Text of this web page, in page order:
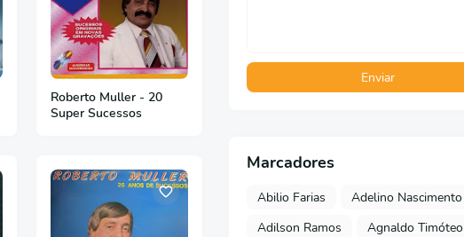
Roberto Muller - 20
Super Sucessos
Marcadores
Abilio Farias
Adelino Nascimento
Adilson Ramos
Agnaldo Timóteo